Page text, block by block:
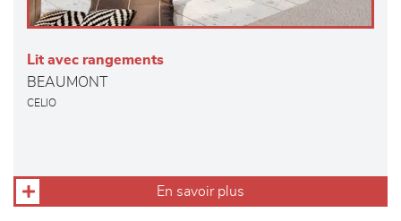
Lit avec rangements
BEAUMONT
CELIO
En savoir plus